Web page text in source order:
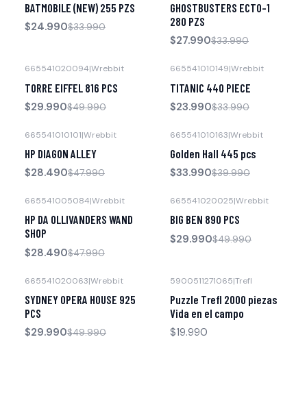
BATMOBILE (NEW) 255 PZS
$24.990$33.990
GHOSTBUSTERS ECTO-1
280 PZS
$27.990$33.990
665541020094|Wrebbit
TORRE EIFFEL 816 PCS
$29.990$49.990
665541010149|Wrebbit
TITANIC 440 PIECE
$23.990$33.990
665541010101|Wrebbit
HP DIAGON ALLEY
$28.490$47.990
665541010163|Wrebbit
Golden Hall 445 pcs
$33.990$39.990
665541005084|Wrebbit
HP DA OLLIVANDERS WAND
SHOP
$28.490$47.990
665541020025|Wrebbit
BIG BEN 890 PCS
$29.990$49.990
665541020063|Wrebbit
SYDNEY OPERA HOUSE 925
PCS
$29.990$49.990
5900511271065|Trefl
Puzzle Trefl 2000 piezas
Vida en el campo
$19.990